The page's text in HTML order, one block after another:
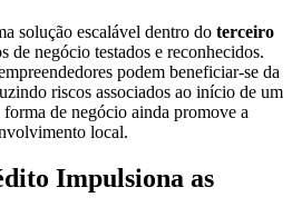
solução escalável dentro do terceiro
de negócio testados e reconhecidos.
podem beneficiar-se da
riscos associados ao início de um
de negócio ainda promove a
local.
Impulsiona as